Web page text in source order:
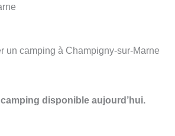
un camping à Champigny-sur-Marne
disponible aujourd’hui.